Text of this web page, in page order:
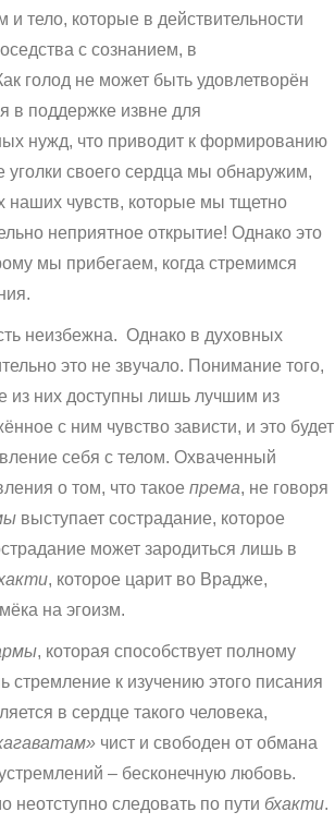
тело, которые в действительности
с сознанием, в
голод не может быть удовлетворён
в поддержке извне для
нужд, что приводит к формированию
своего сердца мы обнаружим,
наших чувств, которые мы тщетно
неприятное открытие! Однако это
мы прибегаем, когда стремимся
неизбежна. Однако в духовных
это не звучало. Понимание того,
из них доступны лишь лучшим из
с ним чувство зависти, и это будет
себя с телом. Охваченный
о том, что такое према, не говоря
выступает сострадание, которое
может зародиться лишь в
, которое царит во Врадже,
на эгоизм.
, которая способствует полному
к изучению этого писания
в сердце такого человека,
чист и свободен от обмана
– бесконечную любовь.
неотступно следовать по пути бхакти.